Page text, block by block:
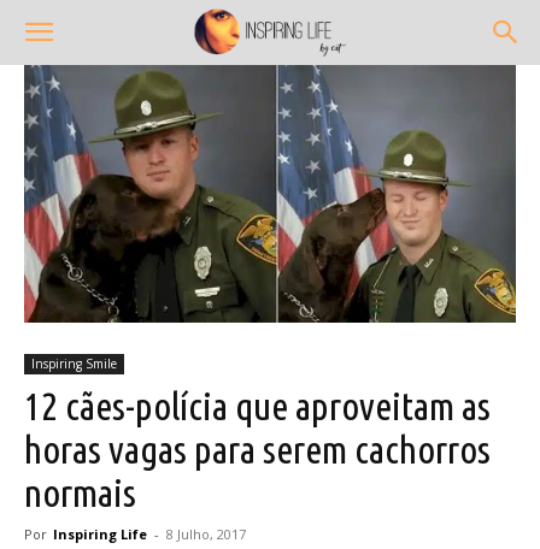
Inspiring Smile
12 cães-polícia que aproveitam as
horas vagas para serem cachorros
normais
Por Inspiring Life - 8 Julho, 2017